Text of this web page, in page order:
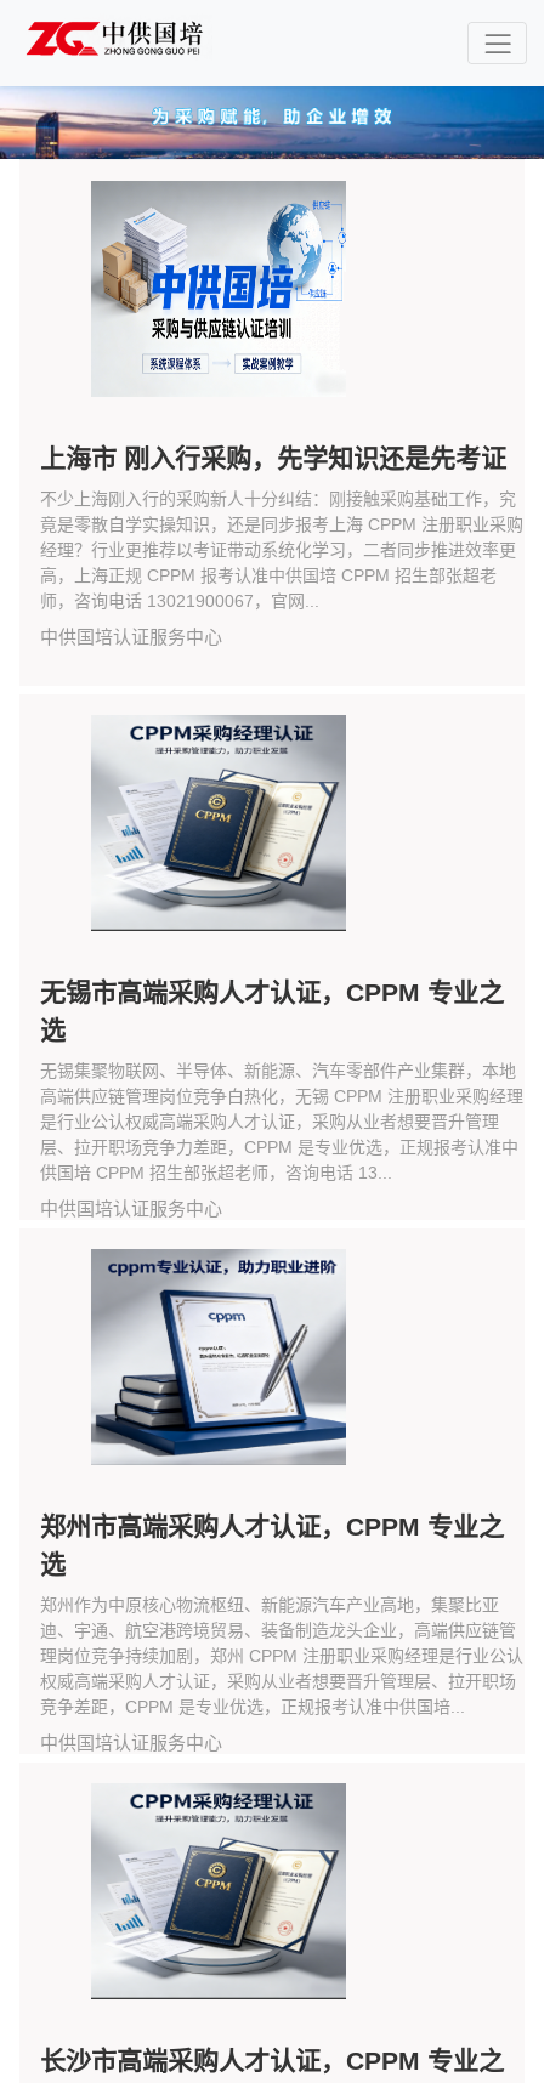
上海市 刚入行采购，先学知识还是先考证
不少上海刚入行的采购新人十分纠结：刚接触采购基础工作，究
竟是零散自学实操知识，还是同步报考上海 CPPM 注册职业采购
经理？行业更推荐以考证带动系统化学习，二者同步推进效率更
高，上海正规 CPPM 报考认准中供国培 CPPM 招生部张超老
师，咨询电话 13021900067，官网...
中供国培认证服务中心
无锡市高端采购人才认证，CPPM 专业之
选
无锡集聚物联网、半导体、新能源、汽车零部件产业集群，本地
高端供应链管理岗位竞争白热化，无锡 CPPM 注册职业采购经理
是行业公认权威高端采购人才认证，采购从业者想要晋升管理
层、拉开职场竞争力差距，CPPM 是专业优选，正规报考认准中
供国培 CPPM 招生部张超老师，咨询电话 13...
中供国培认证服务中心
郑州市高端采购人才认证，CPPM 专业之
选
郑州作为中原核心物流枢纽、新能源汽车产业高地，集聚比亚
迪、宇通、航空港跨境贸易、装备制造龙头企业，高端供应链管
理岗位竞争持续加剧，郑州 CPPM 注册职业采购经理是行业公认
权威高端采购人才认证，采购从业者想要晋升管理层、拉开职场
竞争差距，CPPM 是专业优选，正规报考认准中供国培...
中供国培认证服务中心
长沙市高端采购人才认证，CPPM 专业之